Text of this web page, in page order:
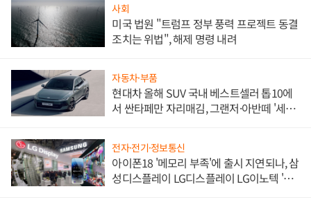
사회
미국 법원 "트럼프 정부 풍력 프로젝트 동결
조치는 위법", 해제 명령 내려
자동차·부품
현대차 올해 SUV 국내 베스트셀러 톱10에
서 싼타페만 자리매김, 그랜저·아반떼 '세단
전자·전기·정보통신
아이폰18 '메모리 부족'에 출시 지연되나, 삼
성디스플레이 LG디스플레이 LG이노텍 '탈